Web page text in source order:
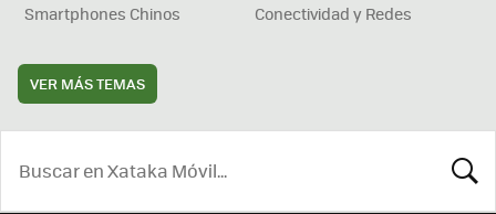
Smartphones Chinos
Conectividad y Redes
VER MÁS TEMAS